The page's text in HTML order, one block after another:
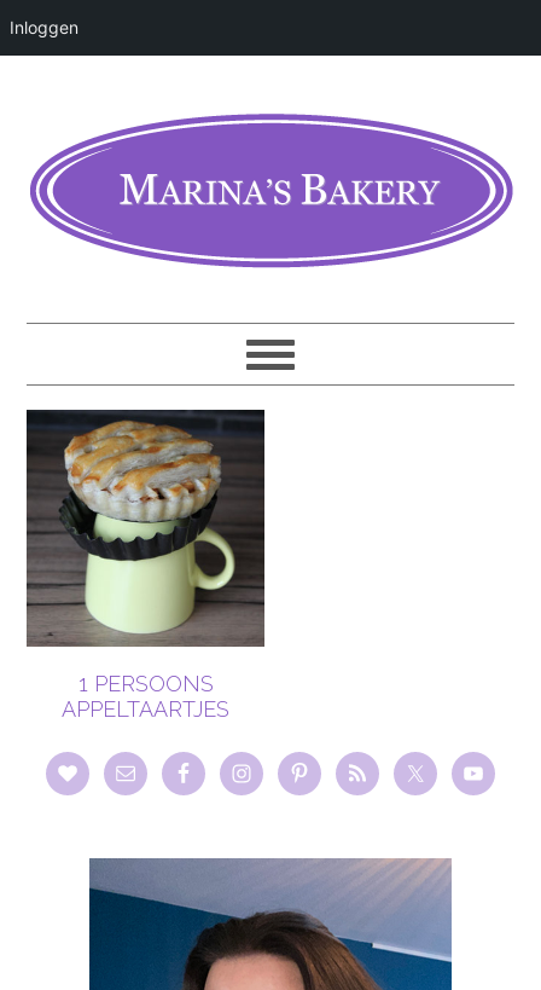
Inloggen
1 PERSOONS
APPELTAARTJES